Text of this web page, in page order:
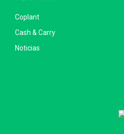
Coplant
Cash & Carry
Noticias